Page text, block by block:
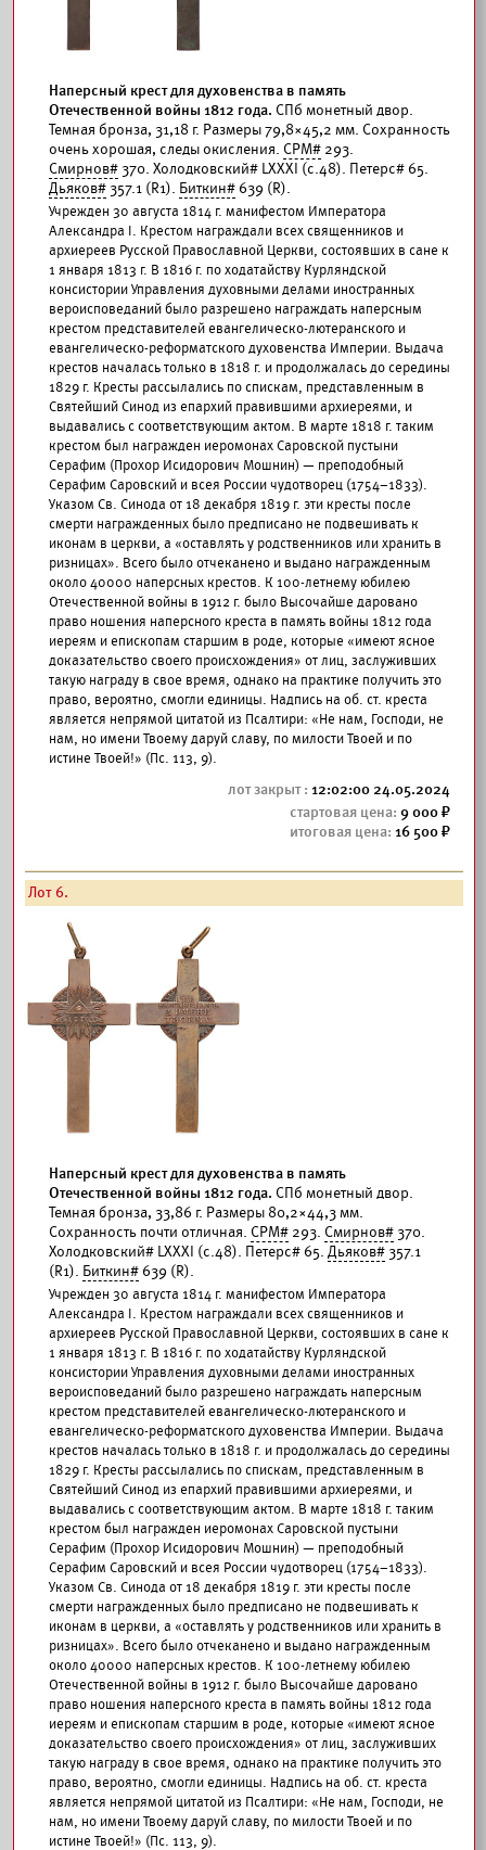
Наперсный крест для духовенства в память
Отечественной войны 1812 года. СПб монетный двор.
Темная бронза, 31,18 г. Размеры 79,8×45,2 мм. Сохранность
очень хорошая, следы окисления. СРМ# 293.
Смирнов#370. Холодковский# LXXXI (с.48). Петерс# 65.
Дьяков#357.1 (R1). Биткин# 639 (R).
Учрежден 30 августа 1814 г. манифестом Императора
Александра I. Крестом награждали всех священников и
архиереев Русской Православной Церкви, состоявших в сане к
1 января 1813 г. В 1816 г. по ходатайству Курляндской
консистории Управления духовными делами иностранных
вероисповеданий было разрешено награждать наперсным
крестом представителей евангелическо-лютеранского и
евангелическо-реформатского духовенства Империи. Выдача
крестов началась только в 1818 г. и продолжалась до середины
1829 г. Кресты рассылались по спискам, представленным в
Святейший Синод из епархий правившими архиереями, и
выдавались с соответствующим актом. В марте 1818 г. таким
крестом был награжден иеромонах Саровской пустыни
Серафим (Прохор Исидорович Мошнин) — преподобный
Серафим Саровский и всея России чудотворец (1754–1833).
Указом Св. Синода от 18 декабря 1819 г. эти кресты после
смерти награжденных было предписано не подвешивать к
иконам в церкви, а «оставлять у родственников или хранить в
ризницах». Всего было отчеканено и выдано награжденным
около 40000 наперсных крестов. К 100-летнему юбилею
Отечественной войны в 1912 г. было Высочайше даровано
право ношения наперсного креста в память войны 1812 года
иереям и епископам старшим в роде, которые «имеют ясное
доказательство своего происхождения» от лиц, заслуживших
такую награду в свое время, однако на практике получить это
право, вероятно, смогли единицы. Надпись на об. ст. креста
является непрямой цитатой из Псалтири: «Не нам, Господи, не
нам, но имени Твоему даруй славу, по милости Твоей и по
истине Твоей!» (Пс. 113, 9).
12:02:00 24.05.2024
9 000
16 500
Лот 6.
Наперсный крест для духовенства в память
Отечественной войны 1812 года. СПб монетный двор.
Темная бронза, 33,86 г. Размеры 80,2×44,3 мм.
Сохранность почти отличная. СРМ# 293. Смирнов#370.
Холодковский# LXXXI (с.48). Петерс# 65. Дьяков#357.1
(R1). Биткин# 639 (R).
Учрежден 30 августа 1814 г. манифестом Императора
Александра I. Крестом награждали всех священников и
архиереев Русской Православной Церкви, состоявших в сане к
1 января 1813 г. В 1816 г. по ходатайству Курляндской
консистории Управления духовными делами иностранных
вероисповеданий было разрешено награждать наперсным
крестом представителей евангелическо-лютеранского и
евангелическо-реформатского духовенства Империи. Выдача
крестов началась только в 1818 г. и продолжалась до середины
1829 г. Кресты рассылались по спискам, представленным в
Святейший Синод из епархий правившими архиереями, и
выдавались с соответствующим актом. В марте 1818 г. таким
крестом был награжден иеромонах Саровской пустыни
Серафим (Прохор Исидорович Мошнин) — преподобный
Серафим Саровский и всея России чудотворец (1754–1833).
Указом Св. Синода от 18 декабря 1819 г. эти кресты после
смерти награжденных было предписано не подвешивать к
иконам в церкви, а «оставлять у родственников или хранить в
ризницах». Всего было отчеканено и выдано награжденным
около 40000 наперсных крестов. К 100-летнему юбилею
Отечественной войны в 1912 г. было Высочайше даровано
право ношения наперсного креста в память войны 1812 года
иереям и епископам старшим в роде, которые «имеют ясное
доказательство своего происхождения» от лиц, заслуживших
такую награду в свое время, однако на практике получить это
право, вероятно, смогли единицы. Надпись на об. ст. креста
является непрямой цитатой из Псалтири: «Не нам, Господи, не
нам, но имени Твоему даруй славу, по милости Твоей и по
истине Твоей!» (Пс. 113, 9).